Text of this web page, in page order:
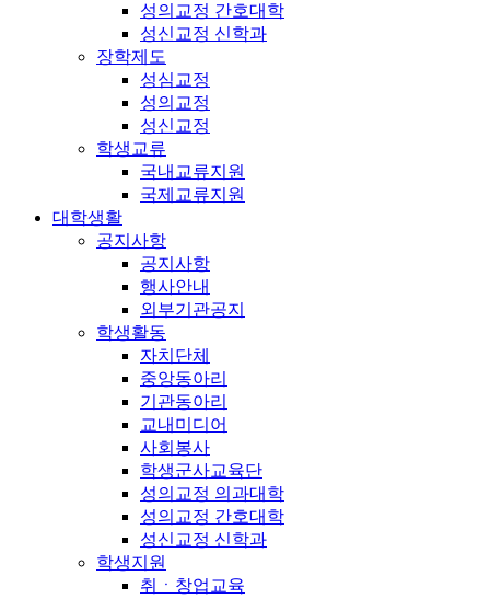
성의교정 간호대학
성신교정 신학과
장학제도
성심교정
성의교정
성신교정
학생교류
국내교류지원
국제교류지원
대학생활
공지사항
공지사항
행사안내
외부기관공지
학생활동
자치단체
중앙동아리
기관동아리
교내미디어
사회봉사
학생군사교육단
성의교정 의과대학
성의교정 간호대학
성신교정 신학과
학생지원
취ㆍ창업교육